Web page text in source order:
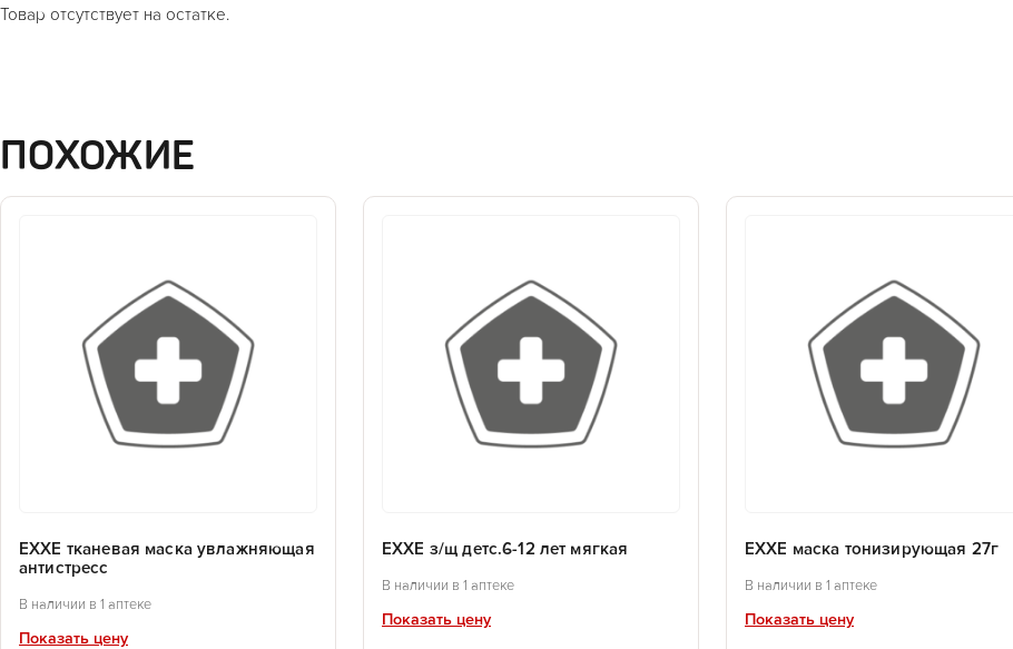
Товар отсутствует на остатке.
ПОХОЖИЕ
EXXE тканевая маска увлажняющая
антистресс
В наличии в 1 аптеке
Показать цену
EXXE з/щ детс.6-12 лет мягкая
В наличии в 1 аптеке
Показать цену
EXXE маска тонизирующая 27г
В наличии в 1 аптеке
Показать цену